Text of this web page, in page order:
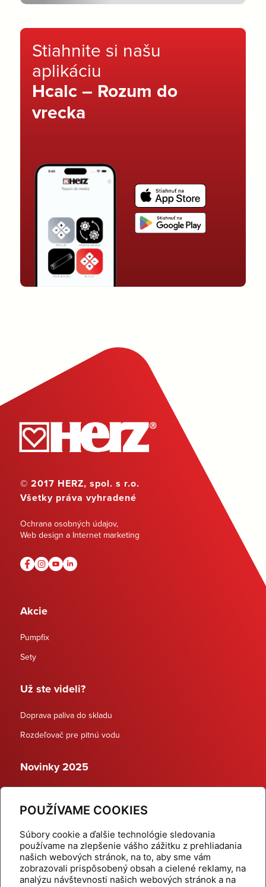
POUŽÍVAME COOKIES
Súbory cookie a ďalšie technológie sledovania
používame na zlepšenie vášho zážitku z prehliadania
našich webových stránok, na to, aby sme vám
zobrazovali prispôsobený obsah a cielené reklamy, na
analýzu návštevnosti našich webových stránok a na
Stiahnite si našu
aplikáciu
Hcalc – Rozum do
vrecka
© 2017 HERZ, spol. s r.o.
Všetky práva vyhradené
Ochrana osobných údajov,
Web design a Internet marketing
Akcie
Pumpfix
Sety
Už ste videli?
Doprava paliva do skladu
Rozdeľovač pre pitnú vodu
Novinky 2025
Dynamické termostatické ventily
Domov Produkty